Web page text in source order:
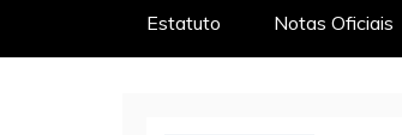
Estatuto Notas Oficiais